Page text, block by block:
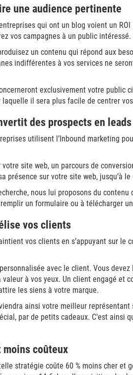
une audience pertinente
qui ont un blog voient un
vos campagnes à un public intéressé.
un contenu qui répond aux
indifférentes à vos services ne
exclusivement votre public
il sera plus facile de centrer
des prospects en leads
utilisent l’Inbound marketing
site web, un parcours de
présence sur votre site web, jusqu’à
nous lui proposons du
un formulaire ou à télécharger
vos clients
vos clients en s’appuyant sur le
avec le client. Vous
à vos yeux. Un client engagé et
les siens à votre marque.
ainsi votre meilleur représentant
par de petits cadeaux. C’est ainsi
moins coûteux
stratégie coûte 60 % moins cher et